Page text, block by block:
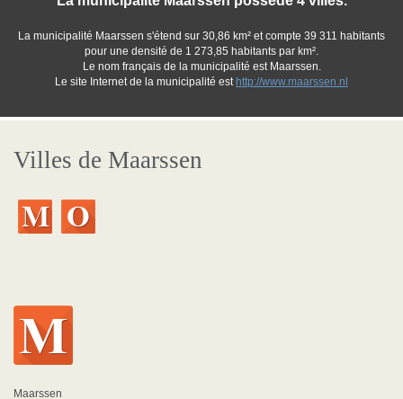
La municipalité Maarssen s'étend sur 30,86 km² et compte 39 311 habitants
pour une densité de 1 273,85 habitants par km².
Le nom français de la municipalité est Maarssen.
Le site Internet de la municipalité est http://www.maarssen.nl
Villes de Maarssen
Maarssen